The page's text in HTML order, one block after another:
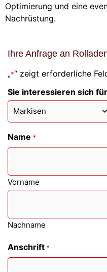
Optimierung und eine
Nachrüstung.
Ihre Anfrage an
„*“ zeigt erforderliche
Sie interessieren sich
Name *
Vorname
Nachname
Anschrift *